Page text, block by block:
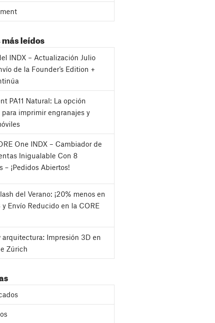
leídos
INDX – Actualización Julio
de la Founder’s Edition +
PA11 Natural: La opción
imprimir engranajes y
One INDX – Cambiador de
Inigualable Con 8
– ¡Pedidos Abiertos!
del Verano: ¡20% menos en
y Envío Reducido en la CORE
arquitectura: Impresión 3D en
Zúrich